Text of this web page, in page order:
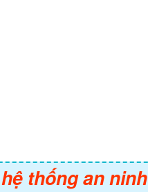
thống an ninh